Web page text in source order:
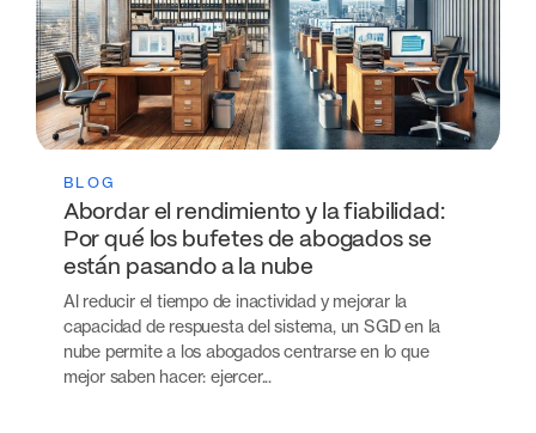
BLOG
Abordar el rendimiento y la fiabilidad:
Por qué los bufetes de abogados se
están pasando a la nube
Al reducir el tiempo de inactividad y mejorar la
capacidad de respuesta del sistema, un SGD en la
nube permite a los abogados centrarse en lo que
mejor saben hacer: ejercer...